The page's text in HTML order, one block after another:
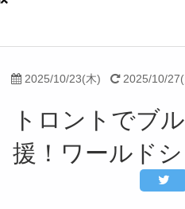
2025/10/23(木) 2025/10/
トロントでブ
援！ワールド